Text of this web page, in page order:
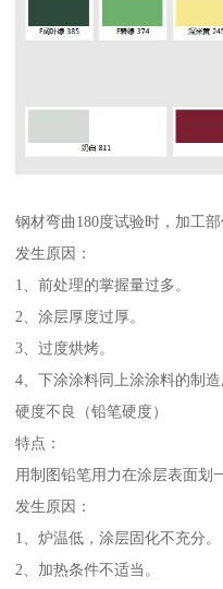
钢材弯曲180度试验时，加工
发生原因：
1、前处理的掌握量过多。
2、涂层厚度过厚。
3、过度烘烤。
4、下涂涂料同上涂涂料的制
硬度不良（铅笔硬度）
特点：
用制图铅笔用力在涂层表面划
发生原因：
1、炉温低，涂层固化不充分。
2、加热条件不适当。